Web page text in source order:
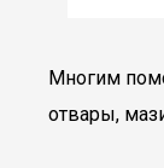
Многим
отвары,